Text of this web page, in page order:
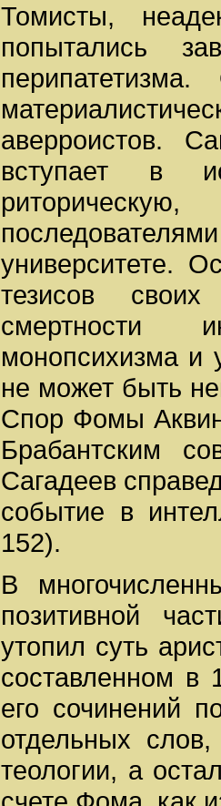
Томисты,
попытались
аверроистов.
вступает в
университете.
тезисов
смертности
монопсихизма и
не может быть
Спор Фомы
Брабантским
Сагадеев
событие в
152).
В
позитивной
утопил суть
составленном в
его сочинений
отдельных
теологии, а